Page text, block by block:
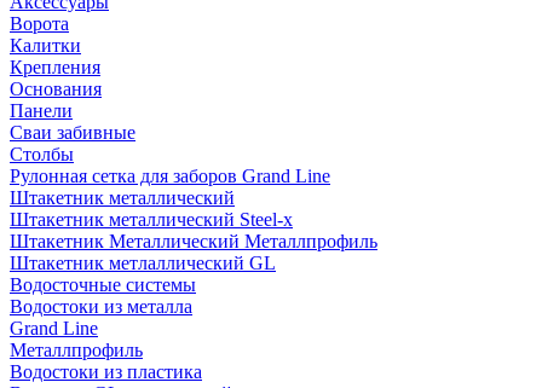
Ворота
Калитки
Крепления
Основания
Панели
Сваи забивные
Столбы
Рулонная сетка для заборов Grand Line
Штакетник металлический
Штакетник металлический Steel-x
Штакетник Металлический Металлпрофиль
Штакетник метлаллический GL
Водосточные системы
Водостоки из металла
Grand Line
Металлпрофиль
Водостоки из пластика